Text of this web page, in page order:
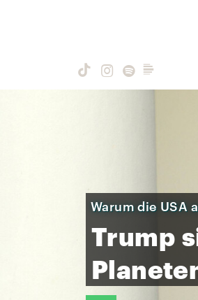
Warum die USA
Trump